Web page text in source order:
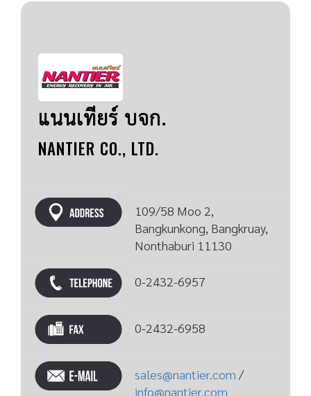
แนนเทียร์ บจก.
NANTIER CO., LTD.
109/58 Moo 2,
Bangkunkong, Bangkruay,
Nonthaburi 11130
0-2432-6957
0-2432-6958
sales@nantier.com /
info@nantier.com